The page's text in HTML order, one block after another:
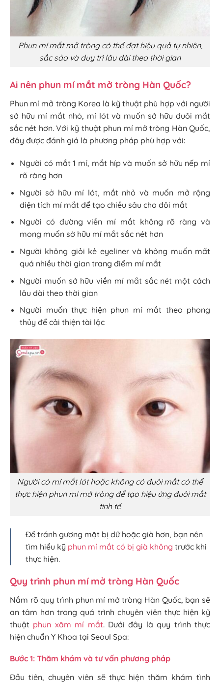
Phun mí mắt mở tròng có thể đạt hiệu quả tự nhiên,
sắc sảo và duy trì lâu dài theo thời gian
Ai nên phun mí mắt mở tròng Hàn Quốc?
Phun mí mở tròng Korea là kỹ thuật phù hợp với người
sở hữu mí mắt nhỏ, mí lót và muốn sở hữu đuôi mắt
sắc nét hơn. Với kỹ thuật phun mí mở tròng Hàn Quốc,
đây được đánh giá là phương pháp phù hợp với:
Người có mắt 1 mí, mắt híp và muốn sở hữu nếp mí
rõ ràng hơn
Người sở hữu mí lót, mắt nhỏ và muốn mở rộng
diện tích mí mắt để tạo chiều sâu cho đôi mắt
Người có đường viền mí mắt không rõ ràng và
mong muốn sở hữu mí mắt sắc nét hơn
Người không giỏi kẻ eyeliner và không muốn mất
quá nhiều thời gian trang điểm mí mắt
Người muốn sở hữu viền mí mắt sắc nét một cách
lâu dài theo thời gian
Người muốn thực hiện phun mí mắt theo phong
thủy để cải thiện tài lộc
Người có mí mắt lót hoặc không có đuôi mắt có thể
thực hiện phun mí mở tròng để tạo hiệu ứng đuôi mắt
tinh tế
Để tránh gương mặt bị dữ hoặc già hơn, bạn nên
tìm hiểu kỹ phun mí mắt có bị già không trước khi
thực hiện.
Quy trình phun mí mở tròng Hàn Quốc
Nắm rõ quy trình phun mí mở tròng Hàn Quốc, bạn sẽ
an tâm hơn trong quá trình chuyên viên thực hiện kỹ
thuật phun xăm mí mắt. Dưới đây là quy trình thực
hiện chuẩn Y Khoa tại Seoul Spa:
Bước 1: Thăm khám và tư vấn phương pháp
Đầu tiên, chuyên viên sẽ thực hiện thăm khám tình